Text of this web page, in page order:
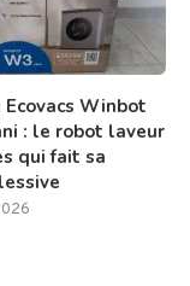
Ecovacs Winbot
: le robot laveur
qui fait sa